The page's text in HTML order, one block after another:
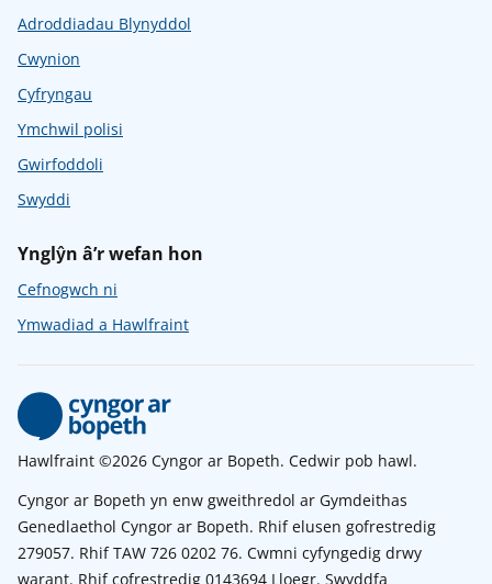
Adroddiadau Blynyddol
Cwynion
Cyfryngau
Ymchwil polisi
Gwirfoddoli
Swyddi
Ynglŷn â’r wefan hon
Cefnogwch ni
Ymwadiad a Hawlfraint
Hawlfraint ©2026 Cyngor ar Bopeth. Cedwir pob hawl.
Cyngor ar Bopeth yn enw gweithredol ar Gymdeithas
Genedlaethol Cyngor ar Bopeth. Rhif elusen gofrestredig
279057. Rhif TAW 726 0202 76. Cwmni cyfyngedig drwy
warant. Rhif cofrestredig 0143694 Lloegr. Swyddfa